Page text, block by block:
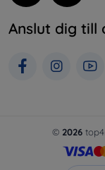
Anslut dig till
© 2026